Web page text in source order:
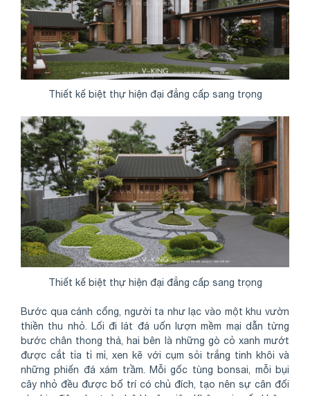
Thiết kế biệt thự hiện đại đẳng cấp sang trọng
Thiết kế biệt thự hiện đại đẳng cấp sang trọng
Bước qua cánh cổng, người ta như lạc vào một khu vườn
thiền thu nhỏ. Lối đi lát đá uốn lượn mềm mại dẫn từng
bước chân thong thả, hai bên là những gò cỏ xanh mướt
được cắt tỉa tỉ mỉ, xen kẽ với cụm sỏi trắng tinh khôi và
những phiến đá xám trầm. Mỗi gốc tùng bonsai, mỗi bụi
cây nhỏ đều được bố trí có chủ đích, tạo nên sự cân đối